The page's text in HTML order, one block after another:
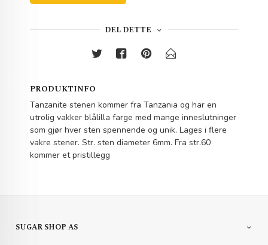
DEL DETTE
PRODUKTINFO
Tanzanite stenen kommer fra Tanzania og har en
utrolig vakker blålilla farge med mange inneslutninger
som gjør hver sten spennende og unik. Lages i flere
vakre stener. Str. sten diameter 6mm. Fra str.60
kommer et pristillegg
SUGAR SHOP AS